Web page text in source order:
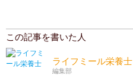
この記事を書いた人
ライフミール栄養士
編集部